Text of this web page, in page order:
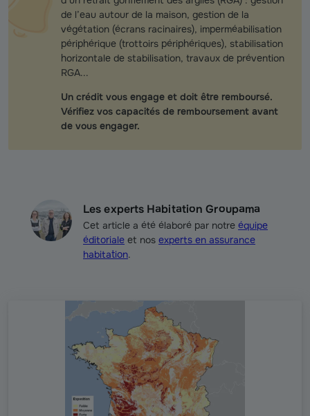
de l’eau autour de la maison, gestion de la
végétation (écrans racinaires), imperméabilisation
périphérique (trottoirs périphériques), stabilisation
horizontale de stabilisation, travaux de prévention
RGA... ​
Un crédit vous engage et doit être remboursé.
Vérifiez vos capacités de remboursement avant
de vous engager.
Les experts Habitation Groupama
Cet article a été élaboré par notre équipe
éditoriale et nos experts en assurance
habitation.